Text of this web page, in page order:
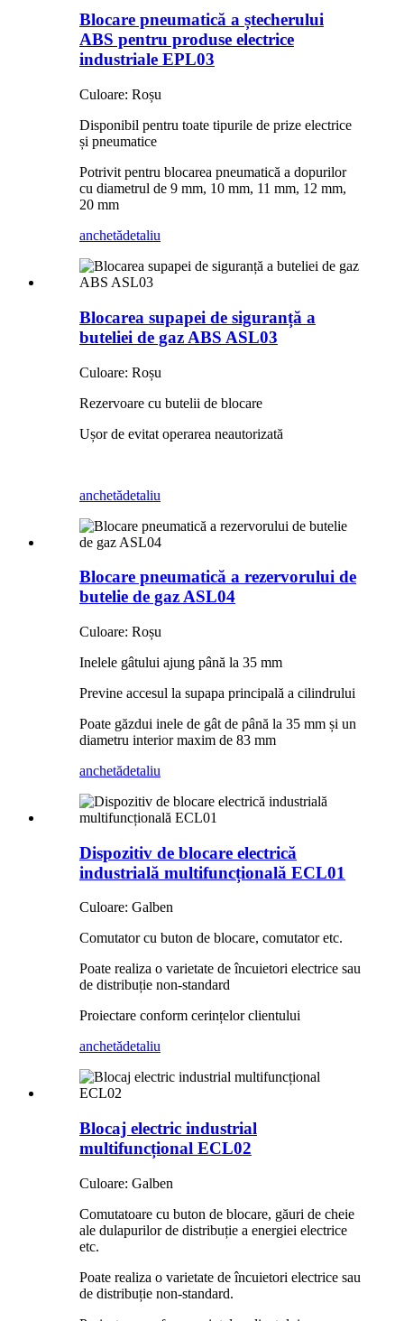
Blocare pneumatică a ștecherului
ABS pentru produse electrice
industriale EPL03
Culoare: Roșu
Disponibil pentru toate tipurile de prize electrice
și pneumatice
Potrivit pentru blocarea pneumatică a dopurilor
cu diametrul de 9 mm, 10 mm, 11 mm, 12 mm,
20 mm
anchetădetaliu
Blocarea supapei de siguranță a
buteliei de gaz ABS ASL03
Culoare: Roșu
Rezervoare cu butelii de blocare
Ușor de evitat operarea neautorizată
anchetădetaliu
Blocare pneumatică a rezervorului de
butelie de gaz ASL04
Culoare: Roșu
Inelele gâtului ajung până la 35 mm
Previne accesul la supapa principală a cilindrului
Poate găzdui inele de gât de până la 35 mm și un
diametru interior maxim de 83 mm
anchetădetaliu
Dispozitiv de blocare electrică
industrială multifuncțională ECL01
Culoare: Galben
Comutator cu buton de blocare, comutator etc.
Poate realiza o varietate de încuietori electrice sau
de distribuție non-standard
Proiectare conform cerințelor clientului
anchetădetaliu
Blocaj electric industrial
multifuncțional ECL02
Culoare: Galben
Comutatoare cu buton de blocare, găuri de cheie
ale dulapurilor de distribuție a energiei electrice
etc.
Poate realiza o varietate de încuietori electrice sau
de distribuție non-standard.